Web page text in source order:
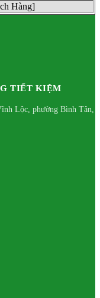
Hàng]
TIẾT KIỆM
Lộc, phường Bình Tân,